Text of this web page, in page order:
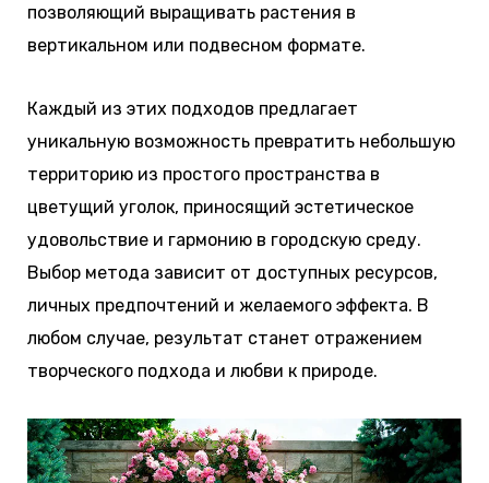
позволяющий выращивать растения в
вертикальном или подвесном формате.
Каждый из этих подходов предлагает
уникальную возможность превратить небольшую
территорию из простого пространства в
цветущий уголок, приносящий эстетическое
удовольствие и гармонию в городскую среду.
Выбор метода зависит от доступных ресурсов,
личных предпочтений и желаемого эффекта. В
любом случае, результат станет отражением
творческого подхода и любви к природе.